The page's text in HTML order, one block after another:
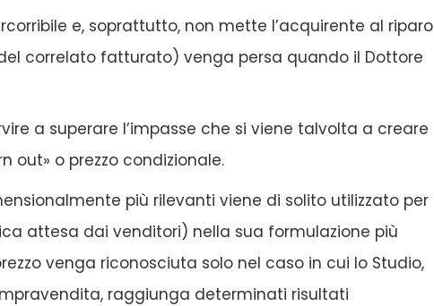
e, soprattutto, non mette l’acquirente al riparo
correlato fatturato) venga persa quando il Dottore
a superare l’impasse che si viene talvolta a creare
out» o prezzo condizionale.
più rilevanti viene di solito utilizzato per
attesa dai venditori) nella sua formulazione più
venga riconosciuta solo nel caso in cui lo Studio,
raggiunga determinati risultati